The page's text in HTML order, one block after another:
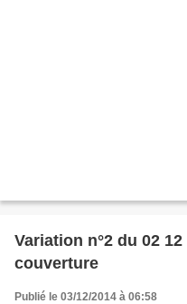
Variation n°2 du 02
couverture
Publié le 03/12/2014 à 06:58